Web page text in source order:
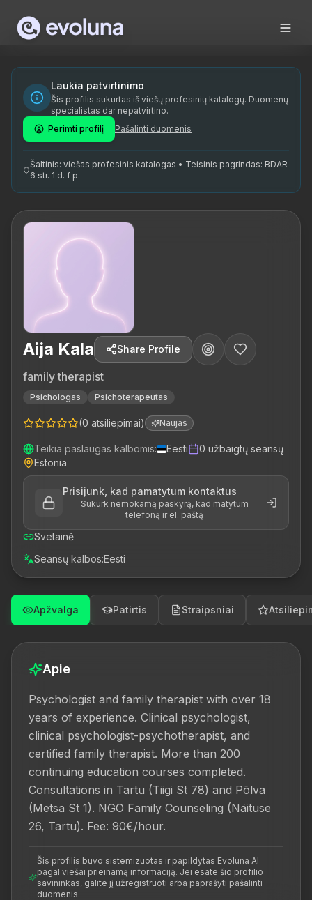
Aija Kala is an experienced family therapist and
Aija Kala on spetsialiseerunud pereteraapiale ja
pereterapeut, psühholoogiline nõustamine, individuaalne
Laukia patvirtinimo
Šis profilis sukurtas iš viešų profesinių katalogų. Duomenų
specialistas dar nepatvirtino.
Perimti profilį
Pašalinti duomenis
Šaltinis: viešas profesinis katalogas • Teisinis pagrindas: BDAR
6 str. 1 d. f p.
Aija Kala Share Profile
family therapist
Psichologas Psichoterapeutas
(0 atsiliepimai) Naujas
Teikia paslaugas kalbomis: Eesti 0 užbaigtų seansų
Estonia
Prisijunk, kad pamatytum kontaktus
Sukurk nemokamą paskyrą, kad matytum
telefoną ir el. paštą
Svetainė
Seansų kalbos:Eesti
Apžvalga Patirtis Straipsniai
Apie
Psychologist and family therapist with over 18
years of experience. Clinical psychologist,
clinical psychologist-psychotherapist, and
certified family therapist. More than 200
continuing education courses completed.
Consultations in Tartu (Tiigi St 78) and Põlva
(Metsa St 1). NGO Family Counseling (Näituse
26, Tartu). Fee: 90€/hour.
Šis profilis buvo sistemizuotas ir papildytas Evoluna AI
pagal viešai prieinamą informaciją. Jei esate šio profilio
savininkas, galite jį užregistruoti arba paprašyti pašalinti
duomenis.